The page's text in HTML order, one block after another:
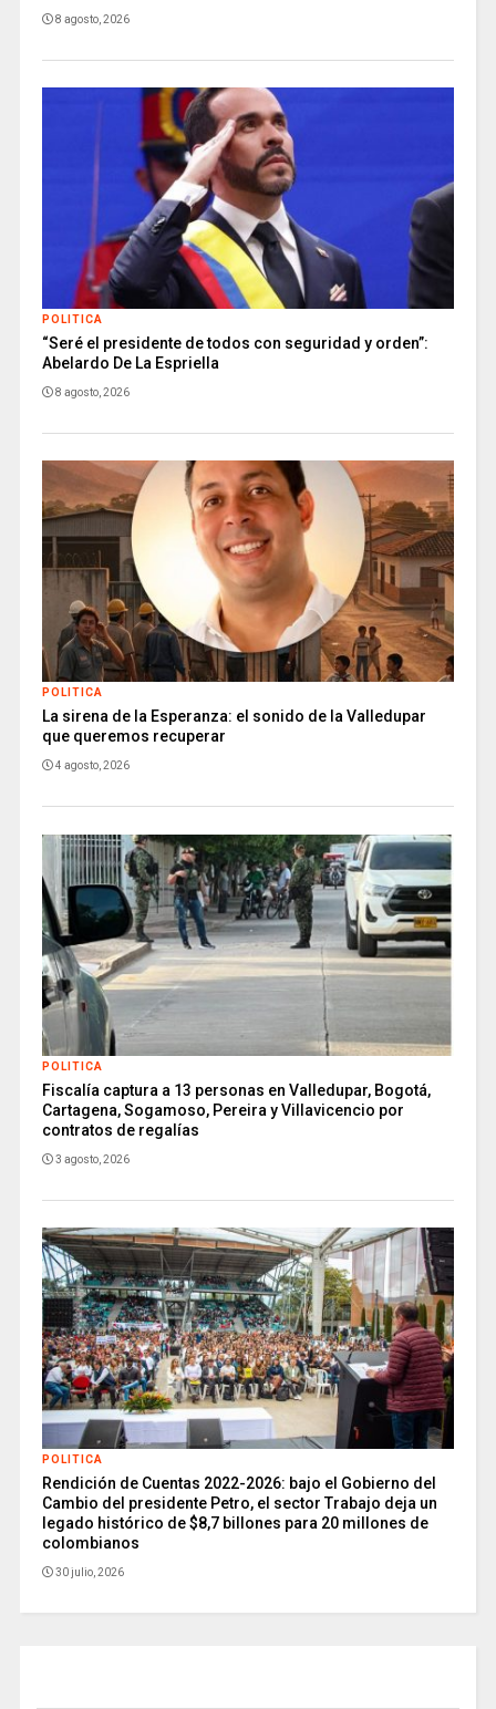
8 agosto, 2026
POLITICA
“Seré el presidente de todos con seguridad y orden”:
Abelardo De La Espriella
8 agosto, 2026
POLITICA
La sirena de la Esperanza: el sonido de la Valledupar
que queremos recuperar
4 agosto, 2026
POLITICA
Fiscalía captura a 13 personas en Valledupar, Bogotá,
Cartagena, Sogamoso, Pereira y Villavicencio por
contratos de regalías
3 agosto, 2026
POLITICA
Rendición de Cuentas 2022-2026: bajo el Gobierno del
Cambio del presidente Petro, el sector Trabajo deja un
legado histórico de $8,7 billones para 20 millones de
colombianos
30 julio, 2026